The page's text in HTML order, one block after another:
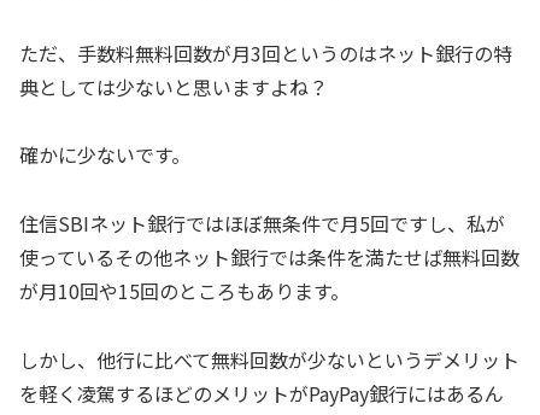
ただ、手数料無料回数が月3回というのはネット銀行の特
典としては少ないと思いますよね？
確かに少ないです。
住信SBIネット銀行ではほぼ無条件で月5回ですし、私が
使っているその他ネット銀行では条件を満たせば無料回数
が月10回や15回のところもあります。
しかし、他行に比べて無料回数が少ないというデメリット
を軽く凌駕するほどのメリットがPayPay銀行にはあるん